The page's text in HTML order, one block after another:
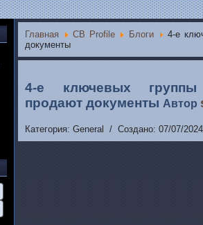
Главная CB Profile Блоги
4-е
документы
4-е ключевых группы
продают документы Автор
Категория: General / Создано: 07/07/